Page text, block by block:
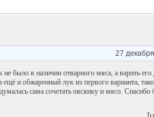
27
не было в наличии отварного мяса, а варить
и обжаренный лук из первого варианта,
сама сочетать овсянку и мясо. Спасибо